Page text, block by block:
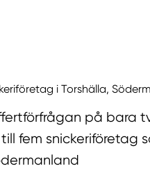
i Torshälla,
på bara
fem snickeriföretag